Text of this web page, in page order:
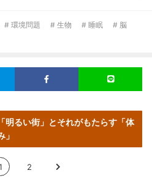
# 環境問題 # 生物 # 睡眠
# 脳
明るい街」とそれがもたらす「体
」
2 >